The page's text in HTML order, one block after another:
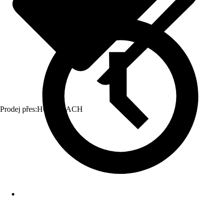
Prodej přes:HORNBACH